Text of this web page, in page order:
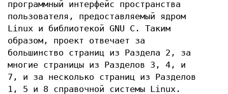
программный интерфейс пространства
пользователя, предоставляемый ядром
Linux и библиотекой GNU C. Таким
образом, проект отвечает за
большинство страниц из Раздела 2, за
многие страницы из Разделов 3, 4, и
7, и за несколько страниц из Разделов
1, 5 и 8 справочной системы Linux.